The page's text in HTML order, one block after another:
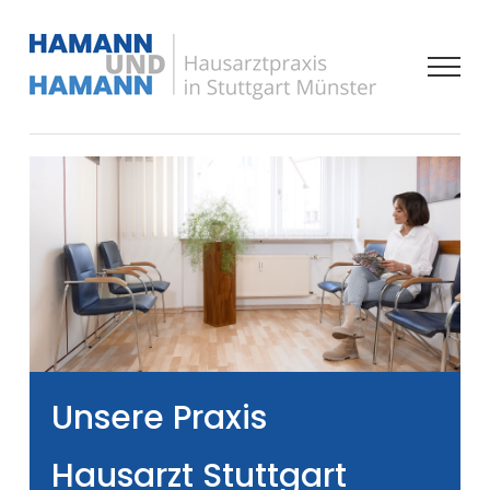
Inhalt
springen
Unsere Praxis
Hausarzt Stuttgart